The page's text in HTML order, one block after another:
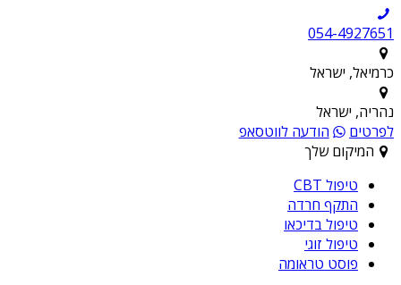
054-4927651
כרמיאל, ישראל
נהריה, ישראל
לפרטים
הודעה לווטסאפ
המיקום שלך
טיפול CBT
התקף חרדה
טיפול בדיכאו
טיפול זוגי
פוסט טראומה